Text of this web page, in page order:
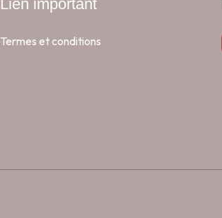
Lien important
Termes et conditions